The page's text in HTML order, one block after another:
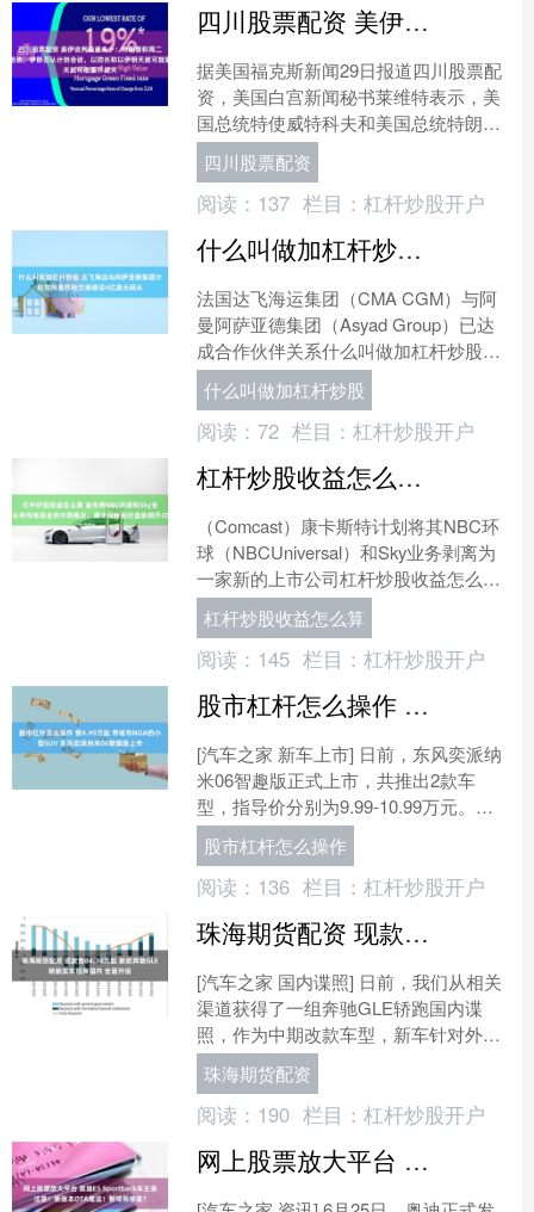
四川股票配资 美伊谈判前途未卜：特朗普称周二将在多哈谈，伊朗否认计划会谈，以防长称以伊明天就可能重开战火
据美国福克斯新闻29日报道四川股票配
资，美国白宫新闻秘书莱维特表示，美
国总统特使威特科夫和美国总统特朗普
的女婿库什纳“本周将飞往（卡塔尔）多
哈”四川股票配资，参....
四川股票配资
阅读： 137 栏目： 杠杆炒股开户
什么叫做加杠杆炒股 达飞海运与阿萨亚德集团计划在阿曼苏哈尔港建设4亿美元码头
法国达飞海运集团（CMA CGM）与阿
曼阿萨亚德集团（Asyad Group）已达
成合作伙伴关系什么叫做加杠杆炒股，
计划在苏哈尔港（Sohar）开发一座价
值4亿....
什么叫做加杠杆炒股
阅读： 72 栏目： 杠杆炒股开户
杠杆炒股收益怎么算 宣布将NBC环球和Sky业务从有线电视业务中剥离后，康卡斯特股价盘前飙升20%
（Comcast）康卡斯特计划将其NBC环
球（NBCUniversal）和Sky业务剥离为
一家新的上市公司杠杆炒股收益怎么算
杠杆炒股收益怎么算，就在其完成Ver....
杠杆炒股收益怎么算
阅读： 145 栏目： 杠杆炒股开户
股市杠杆怎么操作 售9.99万起 带城市NOA的小型SUV 东风奕派纳米06智趣版上市
[汽车之家 新车上市] 日前，东风奕派纳
米06智趣版正式上市，共推出2款车
型，指导价分别为9.99-10.99万元。官
方同时推出价值至高15300元的限时购
车权....
股市杠杆怎么操作
阅读： 136 栏目： 杠杆炒股开户
珠海期货配资 现款售84.38万起 新款奔驰GLE轿跑实车现身国内 全面升级
[汽车之家 国内谍照] 日前，我们从相关
渠道获得了一组奔驰GLE轿跑国内谍
照，作为中期改款车型，新车针对外
观、内饰、智能、底盘与动力系统均进
行了升级，将会搭载M....
珠海期货配资
阅读： 190 栏目： 杠杆炒股开户
网上股票放大平台 奥迪E5 Sportback车主请注意！新版本OTA推送！智驾有惊喜？